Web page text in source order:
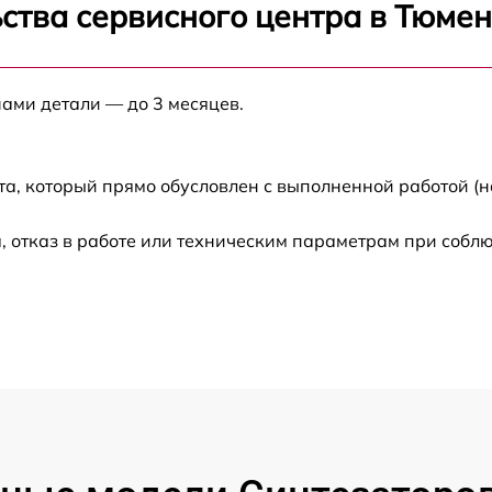
от 60 мин
от 60 мин
от 60 мин
сервисного центра в
детали — до 3 месяцев.
который прямо обусловлен с выполненной работой
в работе или техническим параметрам при